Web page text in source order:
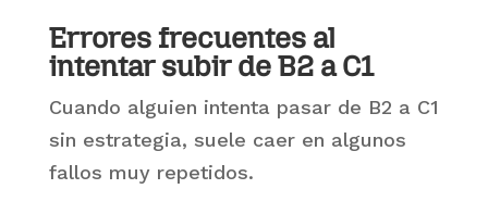
Errores frecuentes al
intentar subir de B2 a C1
Cuando alguien intenta pasar de B2 a C1
sin estrategia, suele caer en algunos
fallos muy repetidos.